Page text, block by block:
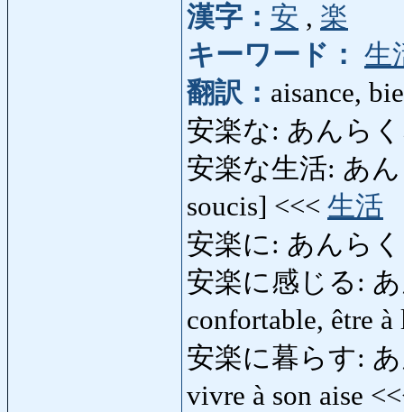
漢字： 安 , 楽
キーワード： 生
翻訳： aisance,
安楽な: あんらく
安楽な生活: あ
soucis] <<< 生活
安楽に: あんらく
安楽に感じる:
confortable, être
安楽に暮らす:
vivre à son aise